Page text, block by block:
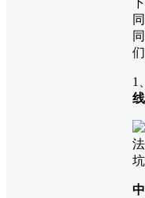
1、